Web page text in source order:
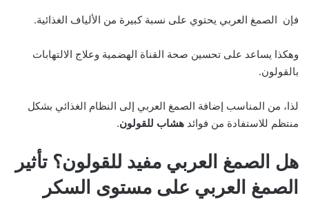
فإن الصمغ العربي يحتوي على نسبة كبيرة من الألياف الغذائية.
وهكذا يساعد على تحسين صحة القناة الهضمية وعلاج الالتهابات
بالقولون.
لذا، من المناسب إضافة الصمغ العربي إلى النظام الغذائي بشكل
منتظم للاستفادة من فوائد هشاب للقولون.
هل الصمغ العربي مفيد للقولون؟ تأثير
الصمغ العربي على مستوى السكر